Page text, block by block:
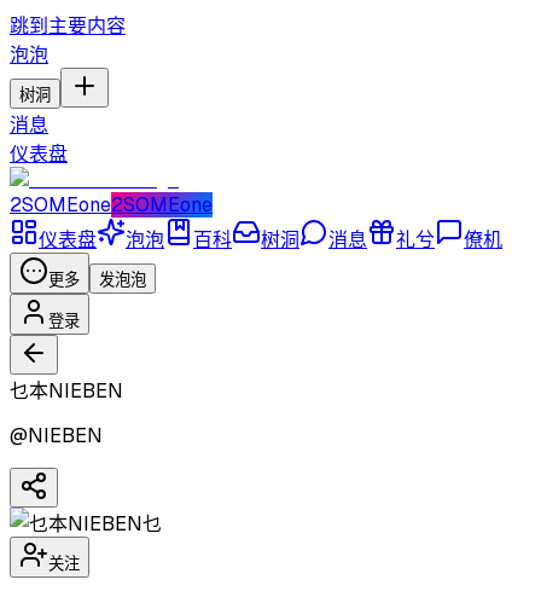
跳到主要内容
泡泡
树洞
消息
仪表盘
2SOMEone2SOMEone
仪表盘
泡泡 百科 树洞 消息 礼兮 僚机
更多 发泡泡
登录
乜本NIEBEN
@NIEBEN
乜
关注